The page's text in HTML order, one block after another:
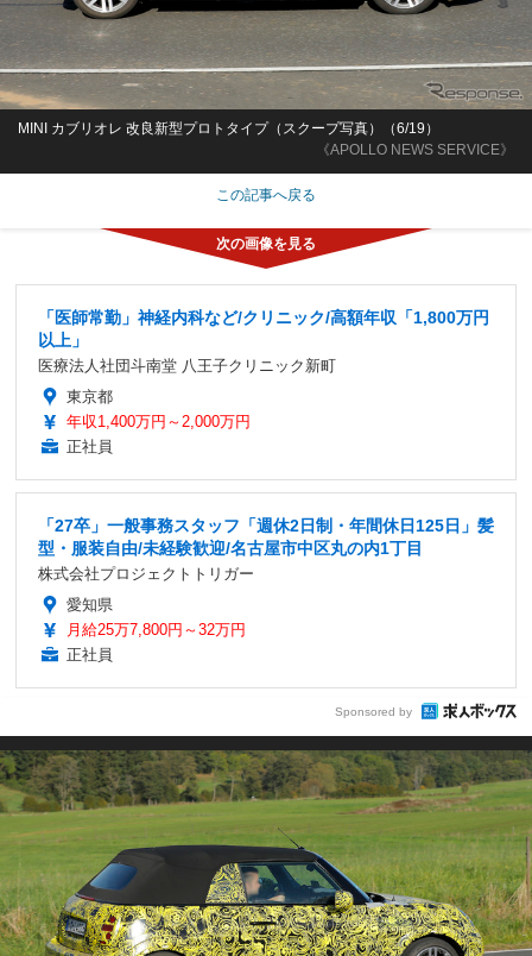
《APOLLO NEWS SERVICE》
MINI カブリオレ 改良新型プロトタイプ（スクープ写真）（6/19）
この記事へ戻る
「医師常勤」神経内科など/クリニック/高額年収「1,800万円
以上」
医療法人社団斗南堂 八王子クリニック新町
東京都
年収1,400万円～2,000万円
正社員
「27卒」一般事務スタッフ「週休2日制・年間休日125日」髪
型・服装自由/未経験歓迎/名古屋市中区丸の内1丁目
株式会社プロジェクトトリガー
愛知県
月給25万7,800円～32万円
正社員
Sponsored by